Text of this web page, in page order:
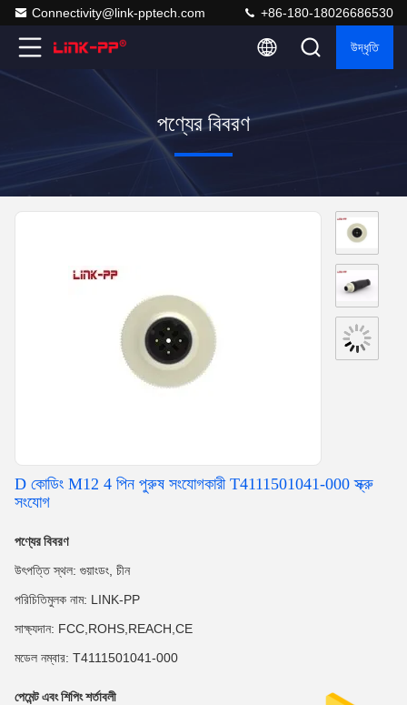
Connectivity@link-pptech.com +86-180-18026686530
উদ্ধৃতি
পণ্যের বিবরণ
D কোডিং M12 4 পিন পুরুষ সংযোগকারী T4111501041-000 স্ক্রু
সংযোগ
পণ্যের বিবরণ
উৎপত্তি স্থল: গুয়াংডং, চীন
পরিচিতিমুলক নাম: LINK-PP
সাক্ষ্যদান: FCC,ROHS,REACH,CE
মডেল নম্বার: T4111501041-000
পেমেন্ট এবং শিপিং শর্তাবলী